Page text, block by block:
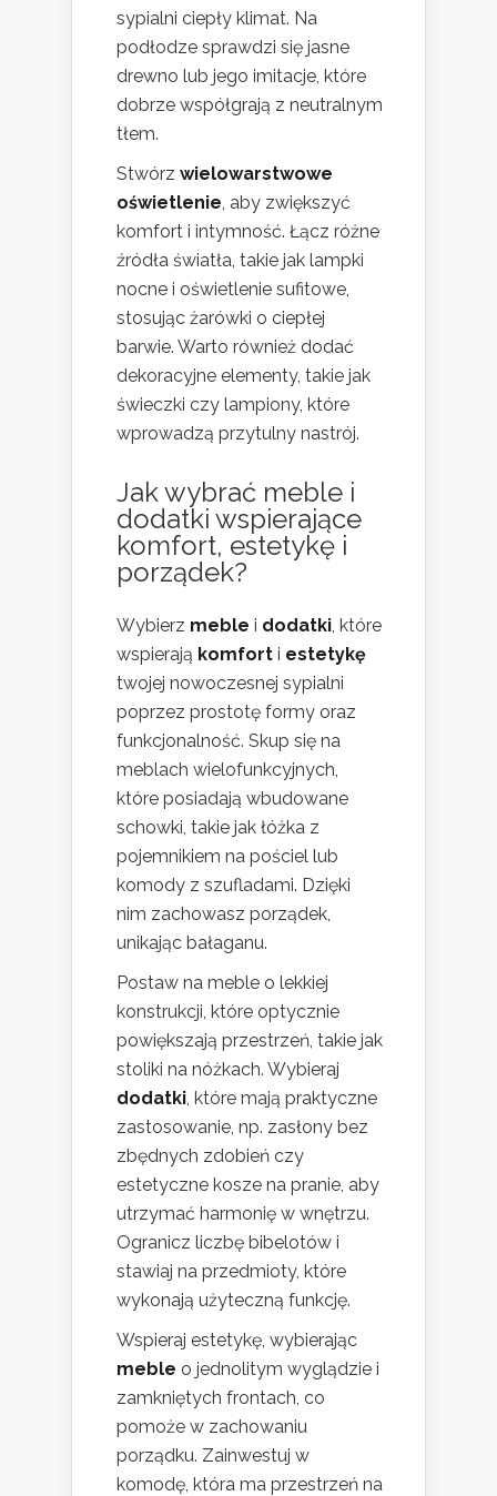
sypialni ciepły klimat. Na
podłodze sprawdzi się jasne
drewno lub jego imitacje, które
dobrze współgrają z neutralnym
tłem.
Stwórz wielowarstwowe
oświetlenie, aby zwiększyć
komfort i intymność. Łącz różne
źródła światła, takie jak lampki
nocne i oświetlenie sufitowe,
stosując żarówki o ciepłej
barwie. Warto również dodać
dekoracyjne elementy, takie jak
świeczki czy lampiony, które
wprowadzą przytulny nastrój.
Jak wybrać meble i
dodatki wspierające
komfort, estetykę i
porządek?
Wybierz meble i dodatki, które
wspierają komfort i estetykę
twojej nowoczesnej sypialni
poprzez prostotę formy oraz
funkcjonalność. Skup się na
meblach wielofunkcyjnych,
które posiadają wbudowane
schowki, takie jak łóżka z
pojemnikiem na pościel lub
komody z szufladami. Dzięki
nim zachowasz porządek,
unikając bałaganu.
Postaw na meble o lekkiej
konstrukcji, które optycznie
powiększają przestrzeń, takie jak
stoliki na nóżkach. Wybieraj
dodatki, które mają praktyczne
zastosowanie, np. zasłony bez
zbędnych zdobień czy
estetyczne kosze na pranie, aby
utrzymać harmonię w wnętrzu.
Ogranicz liczbę bibelotów i
stawiaj na przedmioty, które
wykonają użyteczną funkcję.
Wspieraj estetykę, wybierając
meble o jednolitym wyglądzie i
zamkniętych frontach, co
pomoże w zachowaniu
porządku. Zainwestuj w
komodę, która ma przestrzeń na